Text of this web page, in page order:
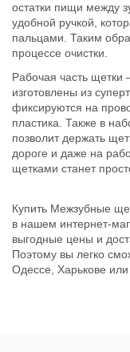
остатки пищи между
удобной ручкой,
пальцами. Таким
процессе очистки.
Рабочая часть
изготовлены из
фиксируются на
пластика. Также в
позволит держать
дороге и даже на
щетками станет
Купить Межзубные
в нашем интернет-
выгодные цены и
Поэтому вы легко
Одессе, Харькове